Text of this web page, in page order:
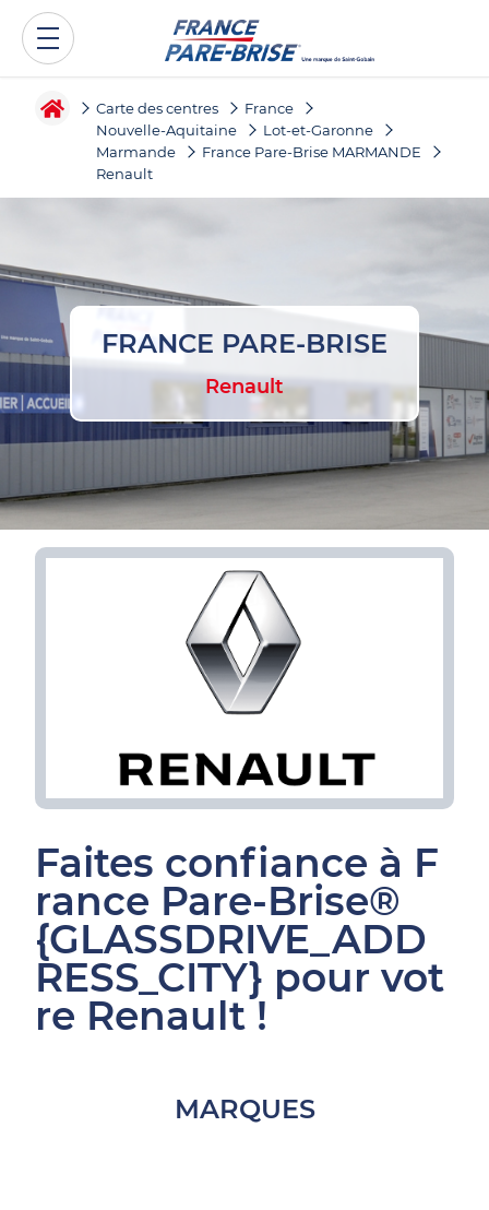
Carte des centres
France
Nouvelle-Aquitaine
Lot-et-Garonne
Marmande
France Pare-Brise MARMANDE
Renault
FRANCE PARE-BRISE
Renault
Faites confiance à F
rance Pare-Brise®
{GLASSDRIVE_ADD
RESS_CITY} pour vot
re Renault !
MARQUES